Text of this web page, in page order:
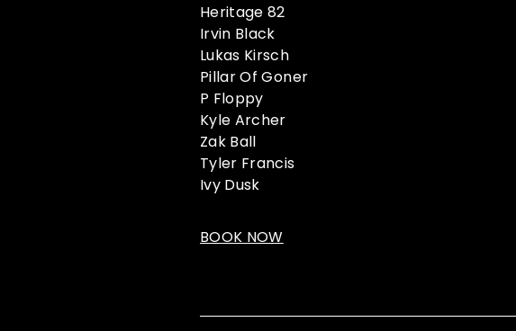
Heritage 82
Irvin Black
Lukas Kirsch
Pillar Of Goner
P Floppy
Kyle Archer
Zak Ball
Tyler Francis
Ivy Dusk
BOOK NOW